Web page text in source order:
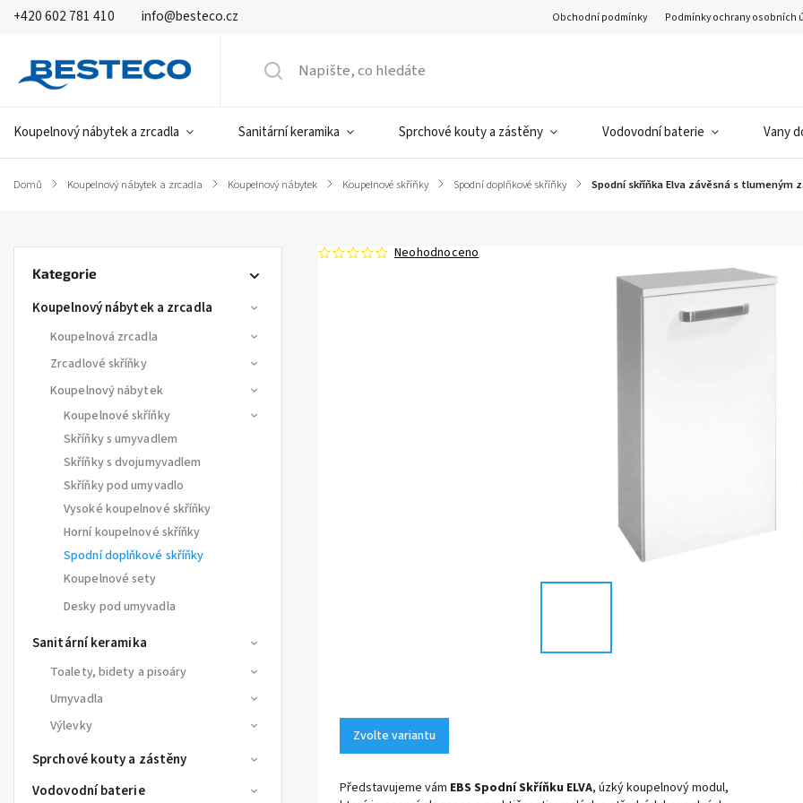
+420 602 781 410 info@besteco.cz Obchodní podmínky Podmínky ochrany osobních
Koupelnový nábytek a zrcadla Sanitární keramika Sprchové kouty a zástěny Vodovodní baterie Vany
Domů / Koupelnový nábytek a zrcadla / Koupelnový nábytek / Koupelnové skříňky / Spodní doplňkové skříňky / Spodní skříňka Elva závěsná s tlumeným
Kategorie
Koupelnový nábytek a zrcadla
Koupelnová zrcadla
Zrcadlové skříňky
Koupelnový nábytek
Koupelnové skříňky
Skříňky s umyvadlem
Skříňky s dvojumyvadlem
Skříňky pod umyvadlo
Vysoké koupelnové skříňky
Horní koupelnové skříňky
Spodní doplňkové skříňky
Koupelnové sety
Desky pod umyvadla
Sanitární keramika
Toalety, bidety a pisoáry
Umyvadla
Výlevky
Sprchové kouty a zástěny
Vodovodní baterie
Neohodnoceno
Zvolte variantu
Představujeme vám EBS Spodní Skříňku ELVA, úzký koupelnový modul,